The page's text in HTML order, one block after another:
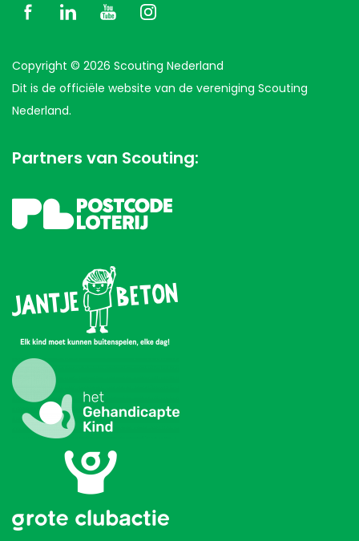
Copyright © 2026 Scouting Nederland
Dit is de officiële website van de vereniging Scouting
Nederland.
Partners van Scouting: